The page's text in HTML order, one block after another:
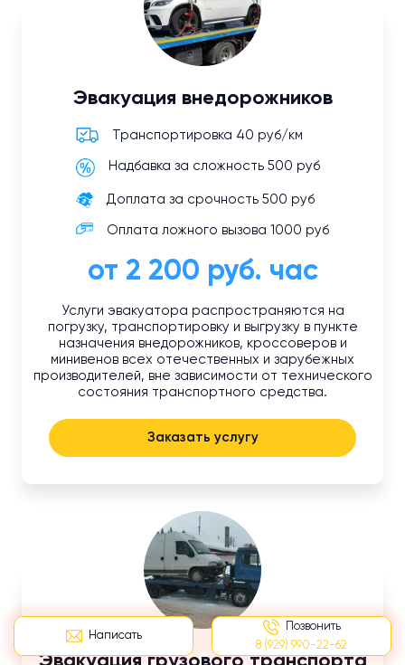
Написать
Позвонить
8 (929) 990-22-62
Эвакуация внедорожников
Транспортировка 40 руб/км
Надбавка за сложность 500 руб
Доплата за срочность 500 руб
Оплата ложного вызова 1000 руб
от 2 200 руб. час
Услуги эвакуатора распространяются на
погрузку, транспортировку и выгрузку в пункте
назначения внедорожников, кроссоверов и
минивенов всех отечественных и зарубежных
производителей, вне зависимости от технического
состояния транспортного средства.
Заказать услугу